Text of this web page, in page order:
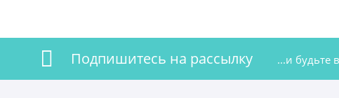
Подпишитесь на рассылку ...и будьте